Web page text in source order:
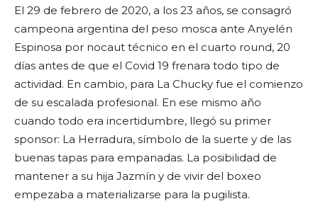
El 29 de febrero de 2020, a los 23 años, se consagró
campeona argentina del peso mosca ante Anyelén
Espinosa por nocaut técnico en el cuarto round, 20
días antes de que el Covid 19 frenara todo tipo de
actividad. En cambio, para La Chucky fue el comienzo
de su escalada profesional. En ese mismo año
cuando todo era incertidumbre, llegó su primer
sponsor: La Herradura, símbolo de la suerte y de las
buenas tapas para empanadas. La posibilidad de
mantener a su hija Jazmín y de vivir del boxeo
empezaba a materializarse para la pugilista.